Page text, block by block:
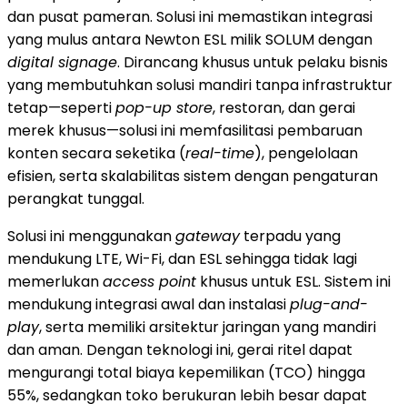
dan pusat pameran. Solusi ini memastikan integrasi
yang mulus antara Newton ESL milik SOLUM dengan
digital signage. Dirancang khusus untuk pelaku bisnis
yang membutuhkan solusi mandiri tanpa infrastruktur
tetap—sepertipop-up store, restoran, dan gerai
merek khusus—solusi ini memfasilitasi pembaruan
konten secara seketika (real-time), pengelolaan
efisien, serta skalabilitas sistem dengan pengaturan
perangkat tunggal.
Solusi ini menggunakangatewayterpadu yang
mendukung LTE, Wi-Fi, dan ESL sehingga tidak lagi
memerlukanaccess point khusus untuk ESL. Sistem ini
mendukung integrasi awal dan instalasiplug-and-
play, serta memiliki arsitektur jaringan yang mandiri
dan aman. Dengan teknologi ini, gerai ritel dapat
mengurangi total biaya kepemilikan (TCO) hingga
55%, sedangkan toko berukuran lebih besar dapat